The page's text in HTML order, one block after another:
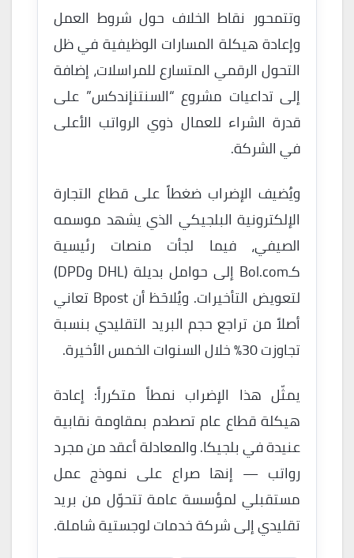
وتتمحور نقاط الخلاف حول شروط العمل
وإعادة هيكلة المسارات الوظيفية في ظل
التحول الرقمي المتسارع للمراسلات، إضافة
إلى تداعيات مشروع “السنتنإندكس” على
قدرة الشراء للعمال ذوي الرواتب الأعلى
في الشركة.
ويُضيف الإضراب ضغطاً على قطاع التجارة
الإلكترونية البلجيكي الذي يشهد موسمه
الصيفي، فيما لجأت منصات رئيسية
كـBol.com إلى حوامل بديلة (DHL وDPD)
لتعويض التأخيرات. ويُلاحَظ أن Bpost تعاني
أصلاً من تراجع حجم البريد التقليدي بنسبة
تجاوزت 30% خلال السنوات الخمس الأخيرة.
يمثّل هذا الإضراب نمطاً متكرراً: إعادة
هيكلة قطاع عام تصطدم بمقاومة نقابية
عنيدة في بلجيكا. والمعادلة أعقد من مجرد
رواتب — إنها صراع على نموذج عمل
مستقبلي لمؤسسة عامة تتحوّل من بريد
تقليدي إلى شركة خدمات لوجستية شاملة.